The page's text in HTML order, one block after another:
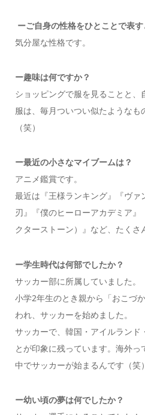
ーご自身の性格をひとことで表す
気分屋な性格です。
ー趣味は何ですか？
ショッピングで服を見ることと、
服は、毎月ついつい似たようなも
（笑）
ー最近の小さなマイブームは？
アニメ鑑賞です。
最近は『王様ランキング』『ヴァ
刃』『僕のヒーローアカデミア』
クターストーン）』など、たくさ
ー学生時代は何部でしたか？
サッカー部に所属していました。
小学2年生のとき親から「おこづ
われ、サッカーを始めました。
サッカーで、韓国・アイルランド
とが印象に残っています。海外
中でサッカーが始まるんです（笑
ー幼い頃の夢は何でしたか？